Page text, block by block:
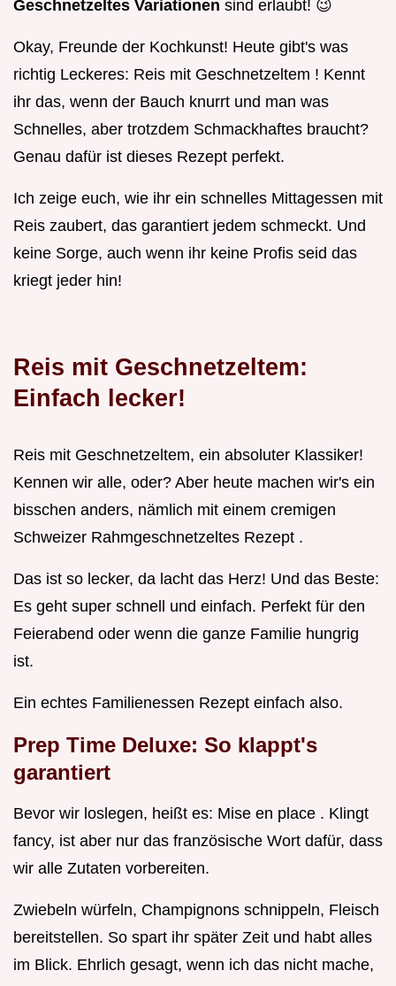
Geschnetzeltes Variationen sind erlaubt! 😉
Okay, Freunde der Kochkunst! Heute gibt's was
richtig Leckeres: Reis mit Geschnetzeltem ! Kennt
ihr das, wenn der Bauch knurrt und man was
Schnelles, aber trotzdem Schmackhaftes braucht?
Genau dafür ist dieses Rezept perfekt.
Ich zeige euch, wie ihr ein schnelles Mittagessen mit
Reis zaubert, das garantiert jedem schmeckt. Und
keine Sorge, auch wenn ihr keine Profis seid das
kriegt jeder hin!
Reis mit Geschnetzeltem:
Einfach lecker!
Reis mit Geschnetzeltem, ein absoluter Klassiker!
Kennen wir alle, oder? Aber heute machen wir's ein
bisschen anders, nämlich mit einem cremigen
Schweizer Rahmgeschnetzeltes Rezept .
Das ist so lecker, da lacht das Herz! Und das Beste:
Es geht super schnell und einfach. Perfekt für den
Feierabend oder wenn die ganze Familie hungrig
ist.
Ein echtes Familienessen Rezept einfach also.
Prep Time Deluxe: So klappt's
garantiert
Bevor wir loslegen, heißt es: Mise en place . Klingt
fancy, ist aber nur das französische Wort dafür, dass
wir alle Zutaten vorbereiten.
Zwiebeln würfeln, Champignons schnippeln, Fleisch
bereitstellen. So spart ihr später Zeit und habt alles
im Blick. Ehrlich gesagt, wenn ich das nicht mache,